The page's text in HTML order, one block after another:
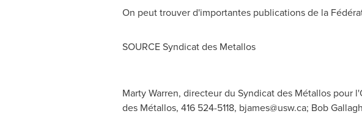
On peut trouver d'importantes publications de la
SOURCE Syndicat des Metallos
Marty Warren, directeur du Syndicat des Métallos pour
des Métallos, 416 524-5118, bjames@usw.ca; Bob